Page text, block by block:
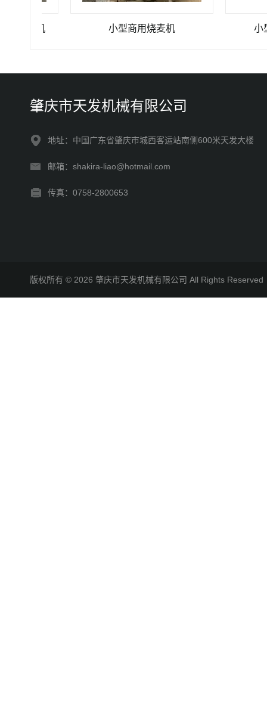
小型商用烧麦机 小型商
肇庆市天发机械有限公司
地址：中国广东省肇庆市城西客运站南侧600米天发大楼
邮箱：shakira-liao@hotmail.com
传真：0758-2800653
版权所有 © 2026 肇庆市天发机械有限公司 All Rights